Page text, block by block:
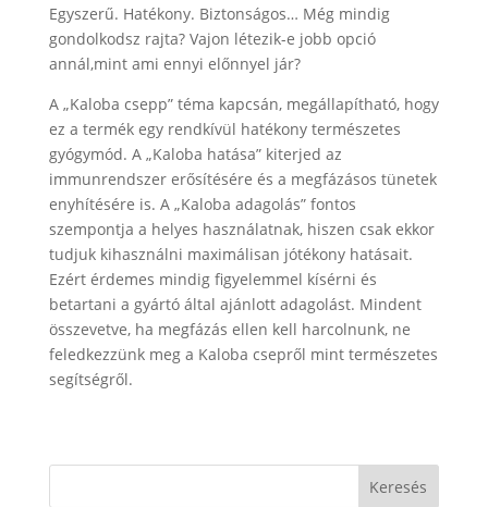
Egyszerű. Hatékony. Biztonságos… Még mindig
gondolkodsz rajta? Vajon létezik-e jobb opció
annál,mint ami ennyi előnnyel jár?
A „Kaloba csepp” téma kapcsán, megállapítható, hogy
ez a termék egy rendkívül hatékony természetes
gyógymód. A „Kaloba hatása” kiterjed az
immunrendszer erősítésére és a megfázásos tünetek
enyhítésére is. A „Kaloba adagolás” fontos
szempontja a helyes használatnak, hiszen csak ekkor
tudjuk kihasználni maximálisan jótékony hatásait.
Ezért érdemes mindig figyelemmel kísérni és
betartani a gyártó által ajánlott adagolást. Mindent
összevetve, ha megfázás ellen kell harcolnunk, ne
feledkezzünk meg a Kaloba csepről mint természetes
segítségről.